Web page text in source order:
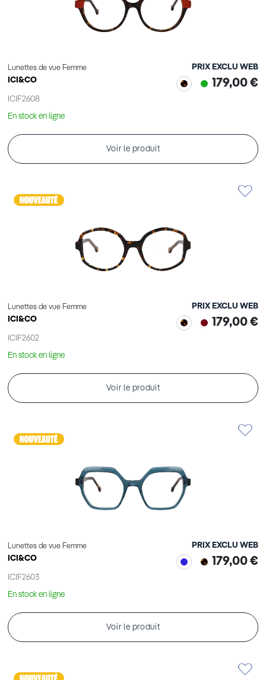
Lunettes de vue Femme
ICI&CO
ICIF2608
PRIX EXCLU WEB
179,00 €
En stock en ligne
Voir le produit
Lunettes de vue Femme
ICI&CO
ICIF2602
PRIX EXCLU WEB
179,00 €
En stock en ligne
Voir le produit
Lunettes de vue Femme
ICI&CO
ICIF2603
PRIX EXCLU WEB
179,00 €
En stock en ligne
Voir le produit